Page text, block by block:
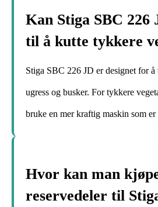
Kan Stiga SBC 226
til å kutte tykkere
Stiga SBC 226 JD er designet for å
ugress og busker. For tykkere
bruke en mer kraftig maskin som
Hvor kan man
reservedeler til